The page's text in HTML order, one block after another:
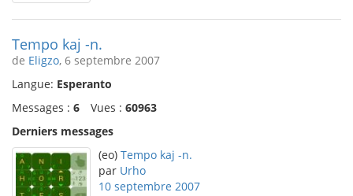
Tempo kaj -n.
de Eligzo, 6 septembre 2007
Langue: Esperanto
Messages : 6 Vues : 60963
Derniers messages
(eo) Tempo kaj -n.
par Urho
10 septembre 2007